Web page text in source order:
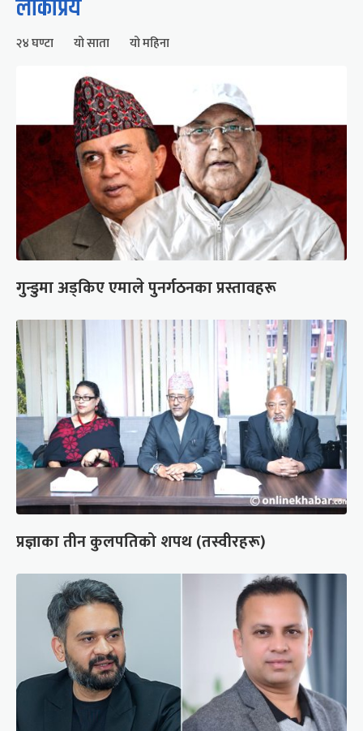
लोकप्रिय
२४ घण्टा यो साता यो महिना
गुन्डुमा अड्किए एमाले पुनर्गठनका प्रस्तावहरू
प्रज्ञाका तीन कुलपतिको शपथ (तस्वीरहरू)